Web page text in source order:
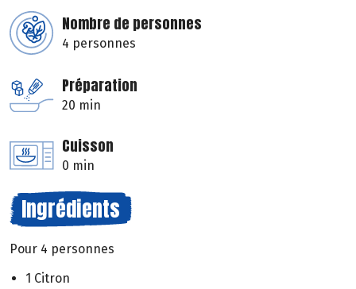
Nombre de personnes
4 personnes
Préparation
20 min
Cuisson
0 min
Ingrédients
Pour 4 personnes
1 Citron